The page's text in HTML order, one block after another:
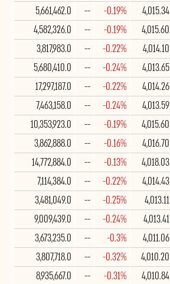
4,015.34
-0.19%
--
5,661,462.0
4,015.60
-0.19%
--
4,582,326.0
4,014.10
-0.22%
--
3,817,983.0
4,013.65
-0.24%
--
5,680,410.0
4,014.26
-0.22%
--
17,297,187.0
4,013.59
-0.24%
--
7,463,158.0
4,015.60
-0.19%
--
10,353,923.0
4,016.70
-0.16%
--
3,862,888.0
4,018.03
-0.13%
--
14,772,884.0
4,014.43
-0.22%
--
7,114,384.0
4,013.11
-0.25%
--
3,481,049.0
4,013.41
-0.24%
--
9,009,439.0
4,011.06
-0.3%
--
3,673,235.0
4,010.20
-0.32%
--
3,807,718.0
4,010.84
-0.31%
--
8,935,667.0